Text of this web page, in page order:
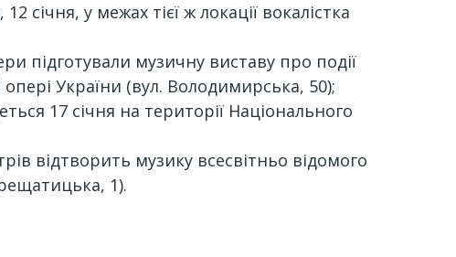
січня, у межах тієї ж локації вокалістка
підготували музичну виставу про події
України (вул. Володимирська, 50);
17 січня на території Національного
відтворить музику всесвітньо відомого
1).